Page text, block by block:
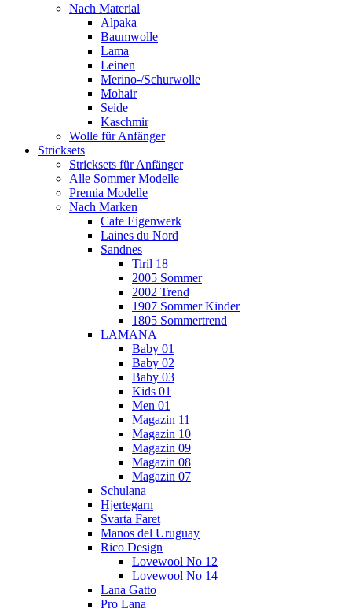
Nach Material
Alpaka
Baumwolle
Lama
Leinen
Merino-/Schurwolle
Mohair
Seide
Kaschmir
Wolle für Anfänger
Stricksets
Stricksets für Anfänger
Alle Sommer Modelle
Premia Modelle
Nach Marken
Cafe Eigenwerk
Laines du Nord
Sandnes
Tiril 18
2005 Sommer
2002 Trend
1907 Sommer Kinder
1805 Sommertrend
LAMANA
Baby 01
Baby 02
Baby 03
Kids 01
Men 01
Magazin 11
Magazin 10
Magazin 09
Magazin 08
Magazin 07
Schulana
Hjertegarn
Svarta Faret
Manos del Uruguay
Rico Design
Lovewool No 12
Lovewool No 14
Lana Gatto
Pro Lana